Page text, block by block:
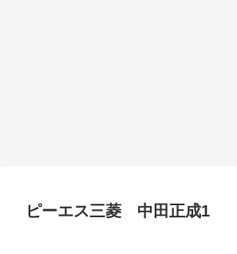
ピーエス三菱 中田正成1